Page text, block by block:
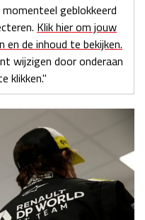
geblokkeerd
Klik hier om jouw
de inhoud te bekijken.
wijzigen door onderaan
klikken."